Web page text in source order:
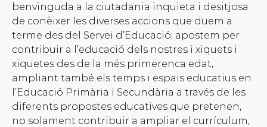
benvinguda a la ciutadania inquieta i desitjosa
de conèixer les diverses accions que duem a
terme des del Servei d’Educació; apostem per
contribuir a l’educació dels nostres i xiquets i
xiquetes des de la més primerenca edat,
ampliant també els temps i espais educatius en
l’Educació Primària i Secundària a través de les
diferents propostes educatives que pretenen,
no solament contribuir a ampliar el currículum,